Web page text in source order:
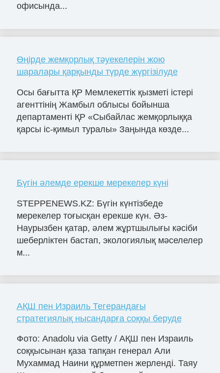
офисында...
Өңірде жемқорлық тәуекелерін жою
шаралары қарқынды түрде жүргізілуде
Осы бағытта ҚР Мемлекеттік қызметі істері
агенттінің Жамбыл облысы бойынша
департаменті ҚР «Сыбайлас жемқорлыққа
қарсы іс-қимыл туралы» Заңында көзде...
Бүгін әлемде ерекше мерекелер күні
STEPPENEWS.KZ: Бүгін күнтізбеде
мерекелер тоғысқан ерекше күн. Әз-
Наурызбен қатар, әлем жұртшылығы кәсіби
шеберліктен бастап, экологиялық мәселелер
м...
АҚШ пен Израиль Тегерандағы
стратегиялық нысандарға соққы беруде
Фото: Anadolu via Getty / АҚШ пен Израиль
соққысынан қаза тапқан генерал Али
Мухаммад Наини құрметпен жерленді. Таяу